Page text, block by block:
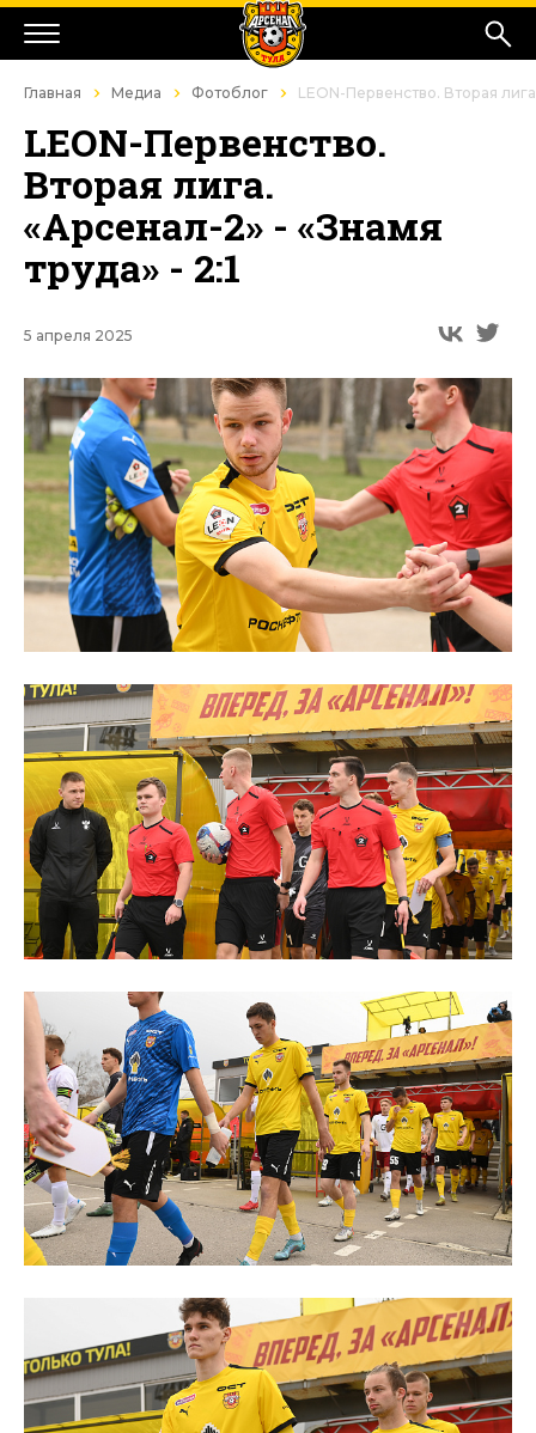
Главная Медиа Фотоблог LEON-Первенство. Вторая
LEON-Первенство.
Вторая лига.
«Арсенал-2» - «Знамя
труда» - 2:1
5 апреля 2025